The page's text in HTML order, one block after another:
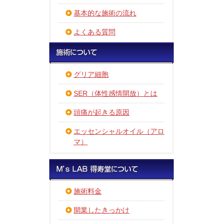
基本的な施術の流れ
よくある質問
グリア細胞
SER（体性感情開放）とは
頭痛が起きる原因
エッセンシャルオイル（アロ
マ）
施術料金
開業したきっかけ